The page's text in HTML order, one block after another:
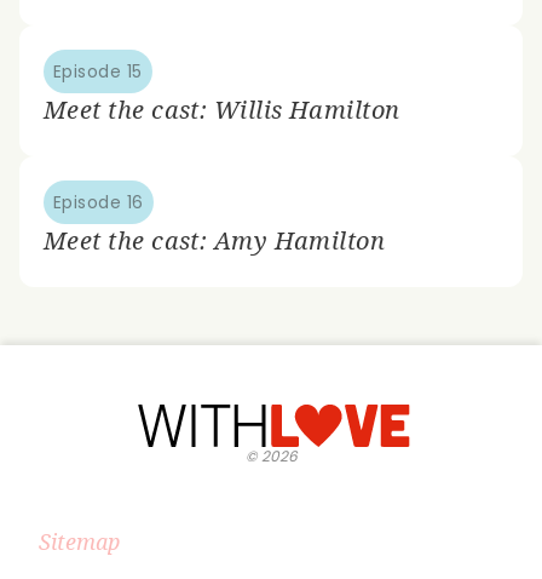
Episode 15
Meet the cast: Willis Hamilton
Episode 16
Meet the cast: Amy Hamilton
©2026
Sitemap